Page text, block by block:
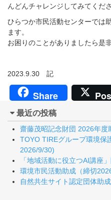
んどんチャレンジしてみてくださ
ひらつか市民活動センターでは
ます。
お困りのことがありましたら是
2023.9.30 記
Share
最近の投稿
齋藤茂昭記念財団 2026年
TOYO TIREグループ環境保
2026/9/30)
「地域活動に役立つAI講座
環境市民活動助成（締切
自然共生サイト認定団体助